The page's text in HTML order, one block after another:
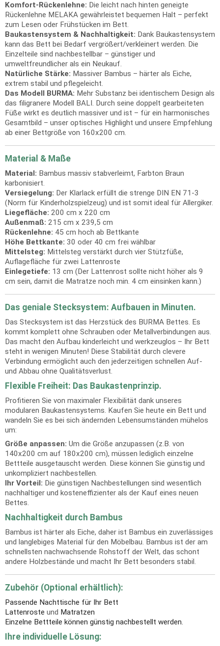
Komfort-Rückenlehne: Die leicht nach hinten geneigte
Rückenlehne MELAKA gewährleistet bequemen Halt – perfekt
zum Lesen oder Frühstücken im Bett.
Baukastensystem & Nachhaltigkeit: Dank Baukastensystem
kann das Bett bei Bedarf vergrößert/verkleinert werden. Die
Einzelteile sind nachbestellbar – günstiger und
umweltfreundlicher als ein Neukauf.
Natürliche Stärke: Massiver Bambus – härter als Eiche,
extrem stabil und pflegeleicht.
Das Modell BURMA: Mehr Substanz bei identischem Design als
das filigranere Modell BALI. Durch seine doppelt gearbeiteten
Füße wirkt es deutlich massiver und ist – für ein harmonisches
Gesamtbild – unser optisches Highlight und unsere Empfehlung
ab einer Bettgröße von 160x200 cm.
Material & Maße
Material: Bambus massiv stabverleimt, Farbton Braun
karbonisiert.
Versiegelung: Der Klarlack erfüllt die strenge DIN EN 71-3
(Norm für Kinderholzspielzeug) und ist somit ideal für Allergiker.
Liegefläche: 200 cm x 220 cm
Außenmaß: 215 cm x 239,5 cm
Rückenlehne: 45 cm hoch ab Bettkante
Höhe Bettkante: 30 oder 40 cm frei wählbar
Mittelsteg: Mittelsteg verstärkt durch vier Stützfüße,
Auflagefläche für zwei Lattenroste
Einlegetiefe: 13 cm (Der Lattenrost sollte nicht höher als 9
cm sein, damit die Matratze noch min. 4 cm einsinken kann.)
Das geniale Stecksystem: Aufbauen in Minuten.
Das Stecksystem ist das Herzstück des BURMA Bettes. Es
kommt komplett ohne Schrauben oder Metallverbindungen aus.
Das macht den Aufbau kinderleicht und werkzeuglos – Ihr Bett
steht in wenigen Minuten! Diese Stabilität durch clevere
Verbindung ermöglicht auch den jederzeitigen schnellen Auf-
und Abbau ohne Qualitätsverlust.
Flexible Freiheit: Das Baukastenprinzip.
Profitieren Sie von maximaler Flexibilität dank unseres
modularen Baukastensystems. Kaufen Sie heute ein Bett und
wandeln Sie es bei sich ändernden Lebensumständen mühelos
um:
Größe anpassen: Um die Größe anzupassen (z.B. von
140x200 cm auf 180x200 cm), müssen lediglich einzelne
Bettteile ausgetauscht werden. Diese können Sie günstig und
unkompliziert nachbestellen.
Ihr Vorteil: Die günstigen Nachbestellungen sind wesentlich
nachhaltiger und kosteneffizienter als der Kauf eines neuen
Bettes.
Nachhaltigkeit durch Bambus
Bambus ist härter als Eiche, daher ist Bambus ein zuverlässiges
und langlebiges Material für den Möbelbau. Bambus ist der am
schnellsten nachwachsende Rohstoff der Welt, das schont
andere Holzbestände und macht Ihr Bett besonders stabil.
Zubehör (Optional erhältlich):
Passende Nachttische für Ihr Bett
Lattenroste und Matratzen
Einzelne Bettteile können günstig nachbestellt werden.
Ihre individuelle Lösung: